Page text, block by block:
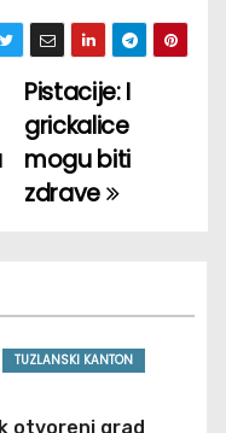
Pistacije: I
grickalice
mogu biti
zdrave
TUZLANSKI KANTON
otvoreni grad